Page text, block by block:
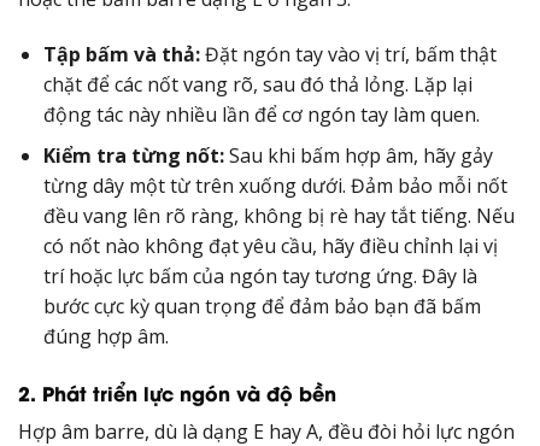
Tập bấm và thả:Đặt ngón tay vào vị trí, bấm thật
chặt để các nốt vang rõ, sau đó thả lỏng. Lặp lại
động tác này nhiều lần để cơ ngón tay làm quen.
Kiểm tra từng nốt:Sau khi bấm hợp âm, hãy gảy
từng dây một từ trên xuống dưới. Đảm bảo mỗi nốt
đều vang lên rõ ràng, không bị rè hay tắt tiếng. Nếu
có nốt nào không đạt yêu cầu, hãy điều chỉnh lại vị
trí hoặc lực bấm của ngón tay tương ứng. Đây là
bước cực kỳ quan trọng để đảm bảo bạn đã bấm
đúng hợp âm.
2. Phát triển lực ngón và độ bền
Hợp âm barre, dù là dạng E hay A, đều đòi hỏi lực ngón